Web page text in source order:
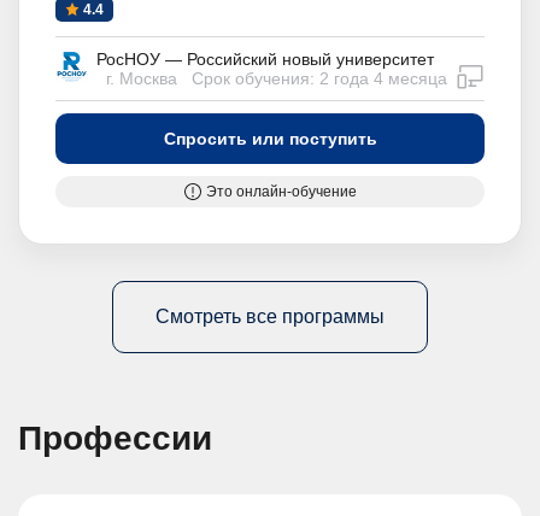
4.4
РосНОУ — Российский новый университет
г. Москва
Срок обучения: 2 года 4 месяца
Спросить или поступить
Это онлайн-обучение
Смотреть все программы
Профессии